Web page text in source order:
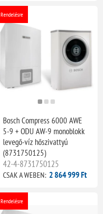
Rendelésre
Bosch Compress 6000 AWE
5-9 + ODU AW-9 monoblokk
levegő-víz hőszivattyú
(8731750125)
42-4-8731750125
CSAK A WEBEN: 2 864 999 Ft
Rendelésre